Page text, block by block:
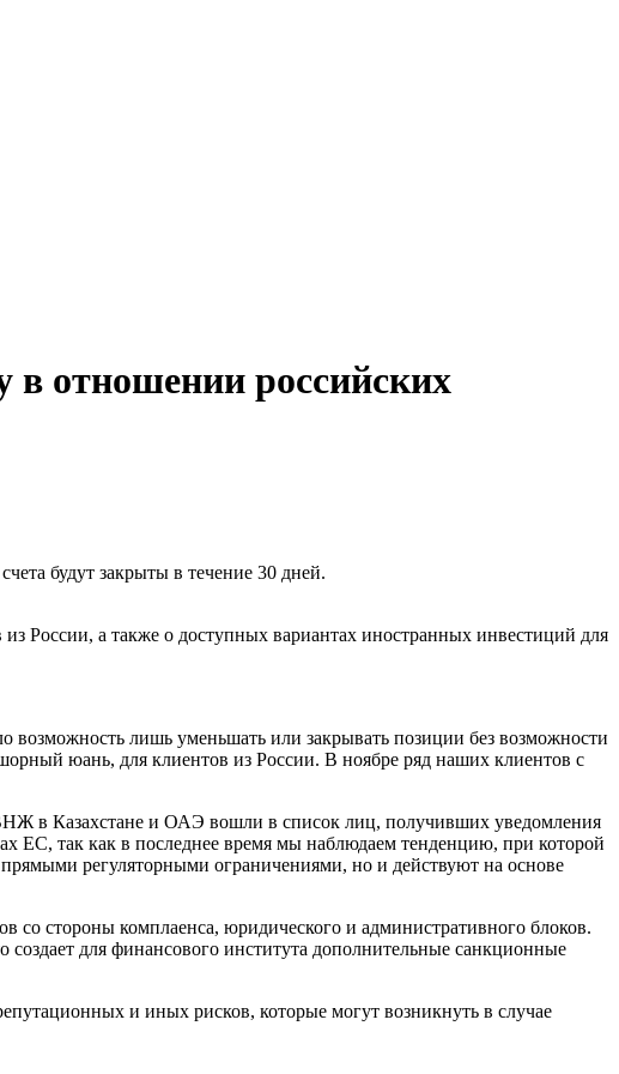
в отношении российских
будут закрыты в течение 30 дней.
России, а также о доступных вариантах иностранных инвестиций для
возможность лишь уменьшать или закрывать позиции без возможности
юань, для клиентов из России. В ноябре ряд наших клиентов с
в Казахстане и ОАЭ вошли в список лиц, получивших уведомления
ЕС, так как в последнее время мы наблюдаем тенденцию, при которой
регуляторными ограничениями, но и действуют на основе
со стороны комплаенса, юридического и административного блоков.
для финансового института дополнительные санкционные
и иных рисков, которые могут возникнуть в случае